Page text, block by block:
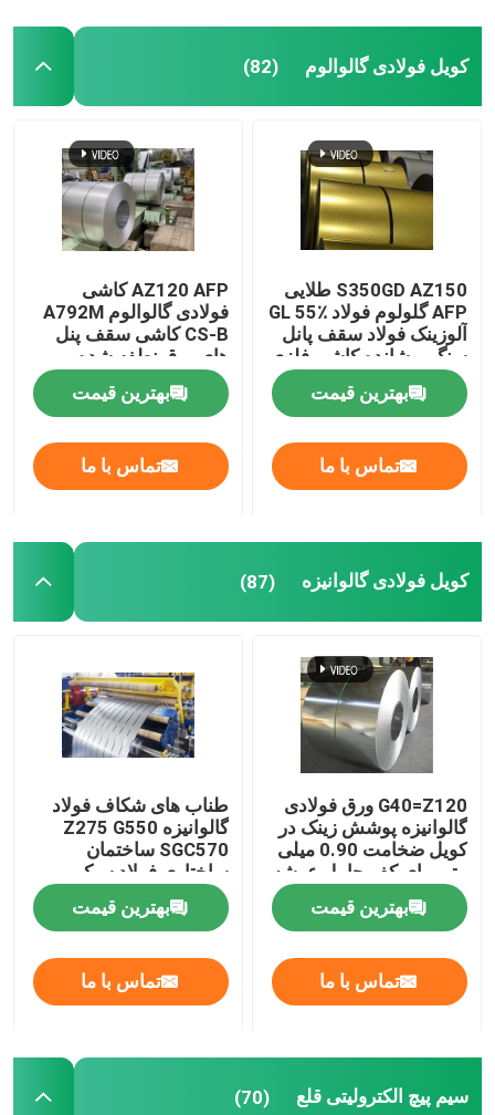
کویل فولادی گالوالوم (82)
S350GD AZ150 طلایی
AFP گلولوم فولاد GL 55٪
آلوزینک فولاد سقف پانل
سنگ پوشانده کاشی فلزی
ASTM A792M S350GD
بهترین قیمت
تماس با ما
AZ120 AFP کاشی
فولادی گالوالوم A792M
CS-B کاشی سقف پنل
های ورق نطفه شده
فولادی آلوزینک
بهترین قیمت
تماس با ما
کویل فولادی گالوانیزه (87)
G40=Z120 ورق فولادی
گالوانیزه پوشش زینک در
کویل ضخامت 0.90 میلی
متر برای کف حامل عرشه
ساختمان
بهترین قیمت
تماس با ما
طناب های شکاف فولاد
گالوانیزه Z275 G550
SGC570 ساختمان
ساختاری فولاد سبک
بهترین قیمت
تماس با ما
سیم پیچ الکترولیتی قلع (70)